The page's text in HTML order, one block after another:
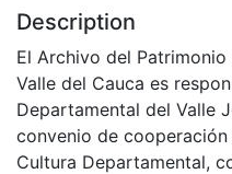
Description
El Archivo del
Valle del Cauca es
Departamental del Valle
convenio de
Cultura Departamental,